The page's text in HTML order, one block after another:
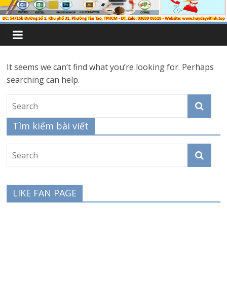
It seems we can’t find what you’re looking for. Perhaps
searching can help.
Tìm kiếm bài viết
LIKE FAN PAGE